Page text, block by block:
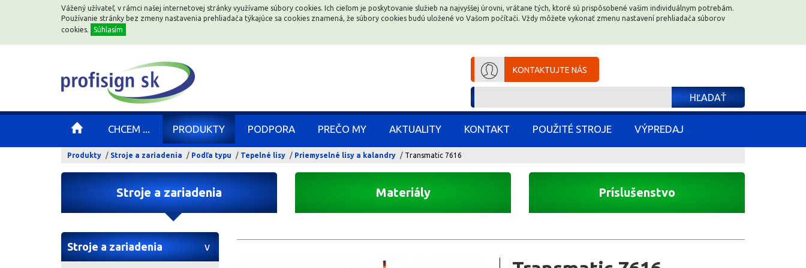
Vážený užívateľ, v rámci našej internetovej stránky využívame súbory cookies. Ich cieľom je poskytovanie služieb na najvyššej úrovni, vrátane tých, ktoré sú prispôsobené vašim individuálnym potrebám.
Používanie stránky bez zmeny nastavenia prehliadača týkajúce sa cookies znamená, že súbory cookies budú uložené vo Vašom počítači. Vždy môžete vykonať zmenu nastavení prehliadača súborov
cookies.
Súhlasím
KONTAKTUJTE NÁS
HĽADAŤ
CHCEM ... PRODUKTY PODPORA PREČO MY AKTUALITY KONTAKT POUŽITÉ STROJE VÝPREDAJ
Produkty Stroje a zariadenia Podľa typu Tepelné lisy Priemyselné lisy a kalandry Transmatic 7616
Stroje a zariadenia Materiály Príslušenstvo
Stroje a zariadenia
Vážený užívateľ, v rámci našej internetovej stránky využívame súbory cookies. Ich cieľom je poskytovanie služieb na najvyššej úrovni, vrátane tých, ktoré sú prispôsobené vašim individuálnym potrebám.
Používanie stránky bez zmeny nastavenia prehliadača týkajúce sa cookies znamená, že súbory cookies budú uložené vo Vašom počítači. Vždy môžete vykonať zmenu nastavení prehliadača súborov
cookies.
Súhlasím
KONTAKTUJTE NÁS
HĽADAŤ
CHCEM ... PRODUKTY PODPORA PREČO MY AKTUALITY KONTAKT POUŽITÉ STROJE VÝPREDAJ